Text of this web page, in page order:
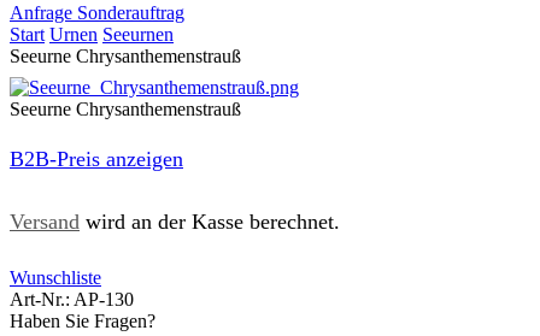
Anfrage Sonderauftrag
Start Urnen Seeurnen
Seeurne Chrysanthemenstrauß
Seeurne Chrysanthemenstrauß
B2B-Preis anzeigen
Versand wird an der Kasse berechnet.
Wunschliste
Art-Nr.: AP-130
Haben Sie Fragen?